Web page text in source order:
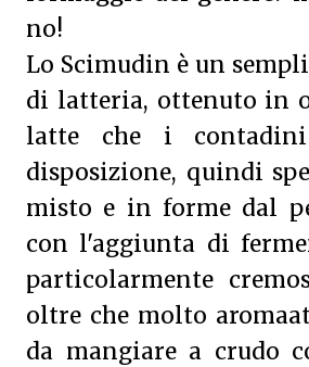
no!
Lo Scimudin è un
di latteria, ottenuto in
latte che i
disposizione, quindi
misto e in forme dal
con l'aggiunta di
particolarmente
oltre che molto
da mangiare a crudo